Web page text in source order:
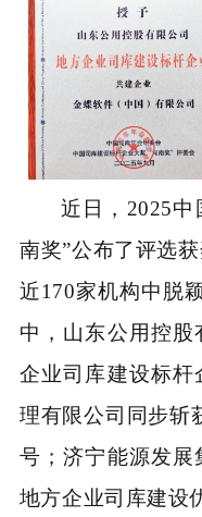
近日，2025中
南奖”公布了评选
近170家机构中脱
中，山东公用控
企业司库建设标杆
理有限公司同步斩
号；济宁能源发展
地方企业司库建设